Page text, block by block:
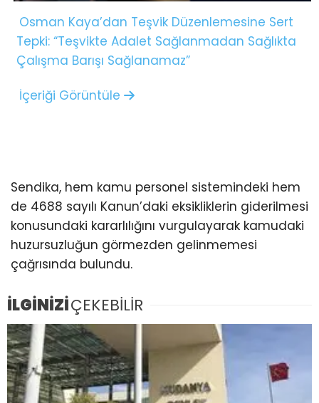
Osman Kaya’dan Teşvik Düzenlemesine Sert
Tepki: “Teşvikte Adalet Sağlanmadan Sağlıkta
Çalışma Barışı Sağlanamaz”
İçeriği Görüntüle
Sendika, hem kamu personel sistemindeki hem
de 4688 sayılı Kanun’daki eksikliklerin giderilmesi
konusundaki kararlılığını vurgulayarak kamudaki
huzursuzluğun görmezden gelinmemesi
çağrısında bulundu.
İLGİNİZİÇEKEBİLİR